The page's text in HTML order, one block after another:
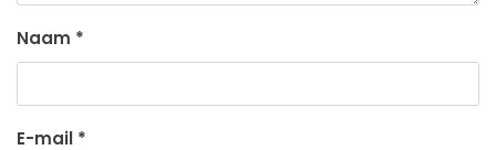
Naam *
E-mail *